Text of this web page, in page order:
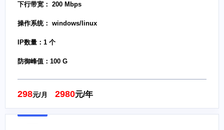
下行带宽： 200 Mbps
操作系统： windows/linux
IP数量：1 个
防御峰值：100 G
298元/月 2980元/年